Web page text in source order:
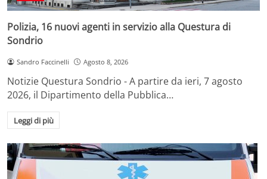
Polizia, 16 nuovi agenti in servizio alla Questura di
Sondrio
Sandro Faccinelli Agosto 8, 2026
Notizie Questura Sondrio - A partire da ieri, 7 agosto
2026, il Dipartimento della Pubblica…
Leggi di più